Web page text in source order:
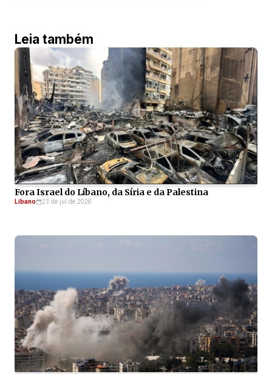
Leia também
Fora Israel do Líbano, da Síria e da Palestina
Líbano 23 de jul de 2026